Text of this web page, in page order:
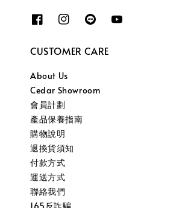
CUSTOMER CARE
About Us
Cedar Showroom
會員計劃
產品保養指南
購物說明
退換貨須知
付款方式
運送方式
聯絡我們
165反詐騙